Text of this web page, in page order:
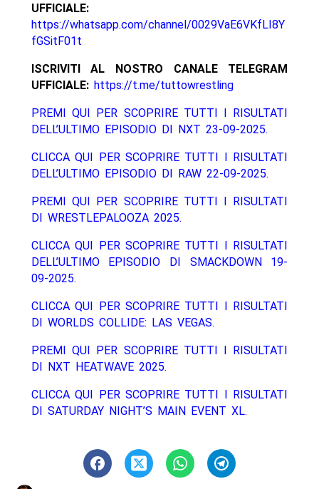
UFFICIALE:
https://whatsapp.com/channel/0029VaE6VKfLI8Y
fGSitF01t
ISCRIVITI AL NOSTRO CANALE TELEGRAM
UFFICIALE: https://t.me/tuttowrestling
PREMI QUI PER SCOPRIRE TUTTI I RISULTATI
DELL’ULTIMO EPISODIO DI NXT 23-09-2025.
CLICCA QUI PER SCOPRIRE TUTTI I RISULTATI
DELL’ULTIMO EPISODIO DI RAW 22-09-2025.
PREMI QUI PER SCOPRIRE TUTTI I RISULTATI
DI WRESTLEPALOOZA 2025.
CLICCA QUI PER SCOPRIRE TUTTI I RISULTATI
DELL’ULTIMO EPISODIO DI SMACKDOWN 19-
09-2025.
CLICCA QUI PER SCOPRIRE TUTTI I RISULTATI
DI WORLDS COLLIDE: LAS VEGAS.
PREMI QUI PER SCOPRIRE TUTTI I RISULTATI
DI NXT HEATWAVE 2025.
CLICCA QUI PER SCOPRIRE TUTTI I RISULTATI
DI SATURDAY NIGHT’S MAIN EVENT XL.